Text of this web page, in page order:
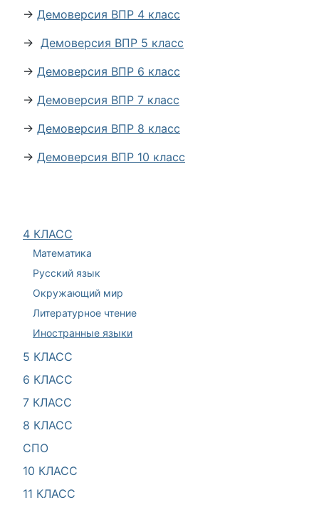
4 КЛАСС
Математика
Русский язык
Окружающий мир
Литературное чтение
Иностранные языки
5 КЛАСС
6 КЛАСС
7 КЛАСС
8 КЛАСС
СПО
10 КЛАСС
11 КЛАСС
→ Демоверсия ВПР 4 класс
→ Демоверсия ВПР 5 класс
→ Демоверсия ВПР 6 класс
→ Демоверсия ВПР 7 класс
→ Демоверсия ВПР 8 класс
→ Демоверсия ВПР 10 класс